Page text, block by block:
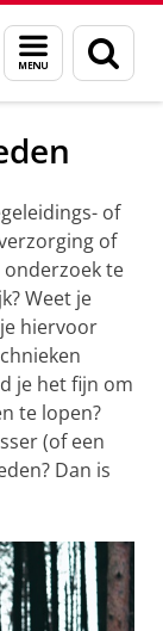
Menu
en
zoeken
of
of
onderzoek te
Weet je
hiervoor
je het fijn om
te lopen?
(of een
Dan is